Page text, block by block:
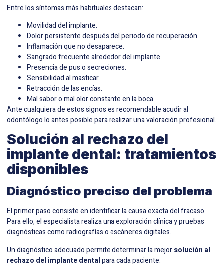
Entre los síntomas más habituales destacan:
Movilidad del implante.
Dolor persistente después del periodo de recuperación.
Inflamación que no desaparece.
Sangrado frecuente alrededor del implante.
Presencia de pus o secreciones.
Sensibilidad al masticar.
Retracción de las encías.
Mal sabor o mal olor constante en la boca.
Ante cualquiera de estos signos es recomendable acudir al
odontólogo lo antes posible para realizar una valoración profesional.
Solución al rechazo del
implante dental: tratamientos
disponibles
Diagnóstico preciso del problema
El primer paso consiste en identificar la causa exacta del fracaso.
Para ello, el especialista realiza una exploración clínica y pruebas
diagnósticas como radiografías o escáneres digitales.
Un diagnóstico adecuado permite determinar la mejorsolución al
rechazo del implante dentalpara cada paciente.